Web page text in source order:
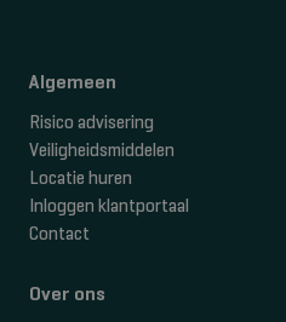
Algemeen
Risico advisering
Veiligheidsmiddelen
Locatie huren
Inloggen klantportaal
Contact
Over ons